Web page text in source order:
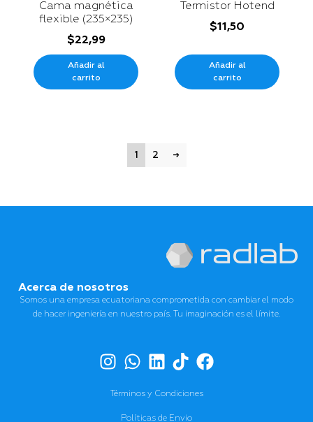
Cama magnética
flexible (235×235)
$22,99
Añadir al
carrito
Termistor Hotend
$11,50
Añadir al
carrito
1 2 →
Acerca de nosotros
Somos una empresa ecuatoriana comprometida con cambiar el modo
de hacer ingeniería en nuestro país. Tu imaginación es el límite.
Términos y Condiciones
Políticas de Envio